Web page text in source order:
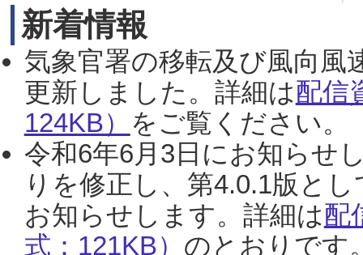
新着情報
気象官署の移転及び風向風
更新しました。詳細は配信
124KB） をご覧ください。
令和6年6月3日にお知らせ
りを修正し、第4.0.1版と
お知らせします。詳細は配
式：121KB） のとおりです